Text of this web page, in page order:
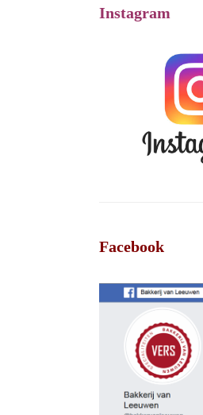
Instagram
Facebook